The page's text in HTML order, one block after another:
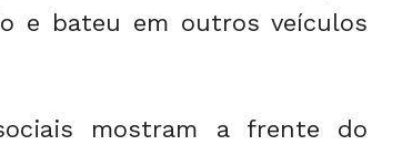
e bateu em outros veículos
mostram a frente do